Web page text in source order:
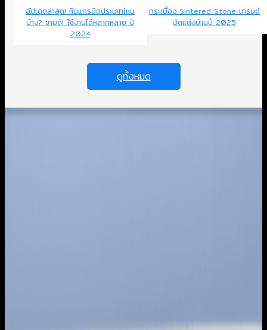
อัปเดตล่าสุด! หินแกรนิตประเภทไหน
บ้าง? ขายดี! ใช้งานได้หลากหลาย ปี
2024
กระเบื้อง Sintered Stone เทรนด์
ฮิตแต่งบ้านปี 2025
ดูทั้งหมด